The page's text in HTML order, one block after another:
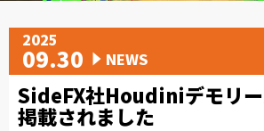
2025
09.30 NEWS
SideFX社Houdiniデモリ
掲載されました